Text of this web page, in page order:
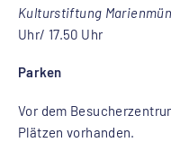
Kulturstiftung
Uhr/ 17.50 Uhr
Parken
Vor dem
Plätzen vorhanden.